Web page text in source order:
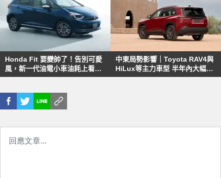
Honda Fit 要變帥了！告別可愛
風，新一代油電小車油耗上看每
公升 32 公里
中東局勢影響｜Toyota RAV4與
HiLux等主力車型 半年內大幅減
產